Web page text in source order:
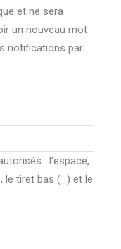
et ne sera
un nouveau mot
notifications par
: l'espace,
le tiret bas (_) et le